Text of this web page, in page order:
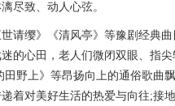
尽致、动人心弦。
缨》《清风亭》等豫剧经典曲
的心田，老人们微闭双眼、指
田野上》等昂扬向上的通俗歌曲
着对美好生活的热爱与向往;接